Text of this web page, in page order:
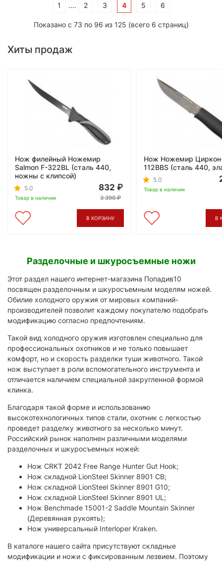
1 .... 2 3 4 5 6
Показано с 73 по 96 из 125 (всего 6 страниц)
Хиты продаж
Нож филейный Ножемир
Salmon F-322BL (сталь 440,
ножны с клипсой)
5.0
Товар в наличии
832
3 390
В КОРЗИНУ
Нож Ножемир
112BBS (сталь 440,
5.0
Товар в наличии
В
Разделочные и шкуросъемные ножи
Этот раздел нашего интернет-магазина Попадив10
посвящен разделочным и шкуросъемным моделям ножей.
Обилие холодного оружия от мировых компаний-
производителей позволит каждому покупателю подобрать
модификацию согласно предпочтениям.
Такой вид холодного оружия изготовлен специально для
профессиональных охотников и не только повышает
комфорт, но и скорость разделки туши животного. Такой
нож выступает в роли вспомогательного инструмента и
отличается наличием специальной закругленной формой
клинка.
Благодаря такой форме и использованию
высокотехнологичных типов стали, охотник с легкостью
проведет разделку животного за несколько минут.
Российский рынок наполнен различными моделями
разделочных и шкуросъемных ножей:
Нож CRKT 2042 Free Range Hunter Gut Hook;
Нож складной LionSteel Skinner 8901 CB;
Нож складной LionSteel Skinner 8901 G10;
Нож складной LionSteel Skinner 8901 UL;
Нож Benchmade 15001-2 Saddle Mountain Skinner
(Деревянная рукоять);
Нож универсальный Interloper Kraken.
В каталоге нашего сайта присутствуют складные
модификации и ножи с фиксированным лезвием. Поэтому